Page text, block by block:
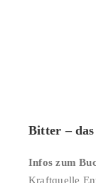
Bitter – das
Infos zum
Kraftquelle